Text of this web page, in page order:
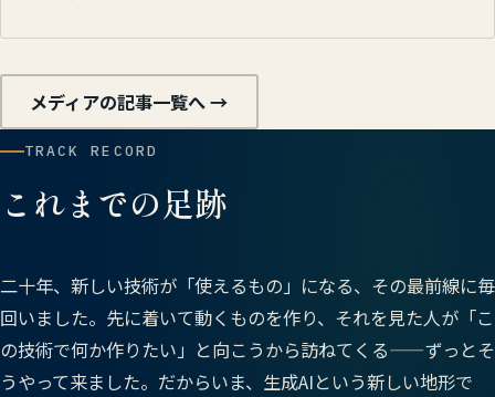
メディアの記事一覧へ →
TRACK RECORD
これまでの足跡
二十年、新しい技術が「使えるもの」になる、その最前線に毎
回いました。先に着いて動くものを作り、それを見た人が「こ
の技術で何か作りたい」と向こうから訪ねてくる——ずっとそ
うやって来ました。だからいま、生成AIという新しい地形で